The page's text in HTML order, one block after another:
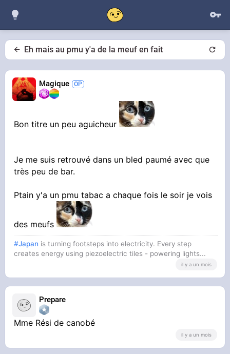
Eh mais au pmu y'a de la meuf en fait
Magique
Bon titre un peu aguicheur
Je me suis retrouvé dans un bled paumé avec que
très peu de bar.
Ptain y'a un pmu tabac a chaque fois le soir je vois
des meufs
#Japan is turning footsteps into electricity. Every step
creates energy using piezoelectric tiles - powering lights...
il y a un mois
Prepare
Mme Rési de canobé
il y a un mois